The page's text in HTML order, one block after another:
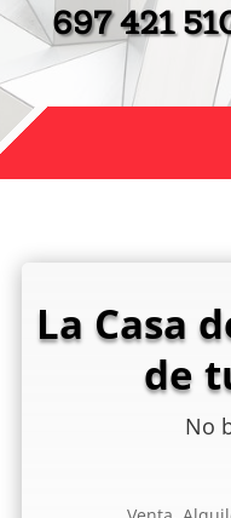
697 421
La Casa
de
No